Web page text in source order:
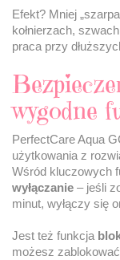
Efekt? Mniej
kołnierzach,
praca przy
wygodne
PerfectCare Aqua
użytkowania z
Wśród kluczowych
wyłączanie – jeśli
minut, wyłączy się
Jest też funkcja
możesz